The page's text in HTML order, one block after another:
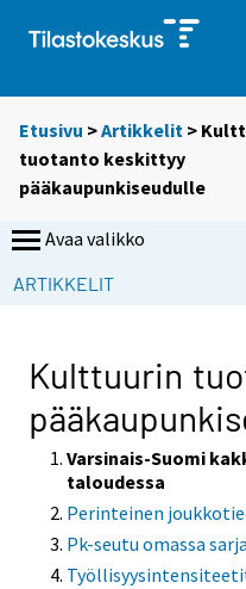
Etusivu >Artikkelit >
tuotanto keskittyy
pääkaupunkiseudulle
Avaa valikko
ARTIKKELIT
Kulttuurin
Varsinais-Suomi
taloudessa
Perinteinen
Pk-seutu omassa